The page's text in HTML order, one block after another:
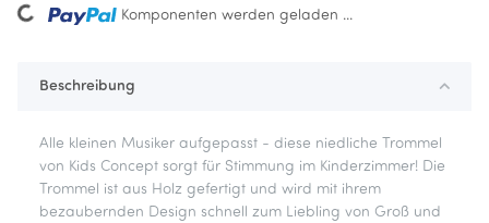
Komponenten werden geladen ...
Beschreibung
Alle kleinen Musiker aufgepasst - diese niedliche Trommel
von Kids Concept sorgt für Stimmung im Kinderzimmer! Die
Trommel ist aus Holz gefertigt und wird mit ihrem
bezaubernden Design schnell zum Liebling von Groß und